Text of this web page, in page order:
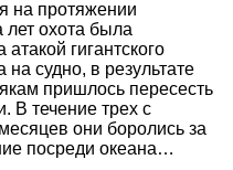
на протяжении
лет охота была
атакой гигантского
на судно, в результате
пришлось пересесть
В течение трех с
они боролись за
посреди океана…